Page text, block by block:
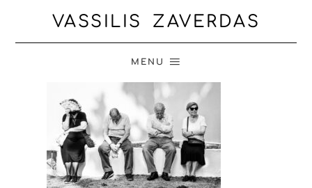
VASSILIS ZAVERDAS
MENU